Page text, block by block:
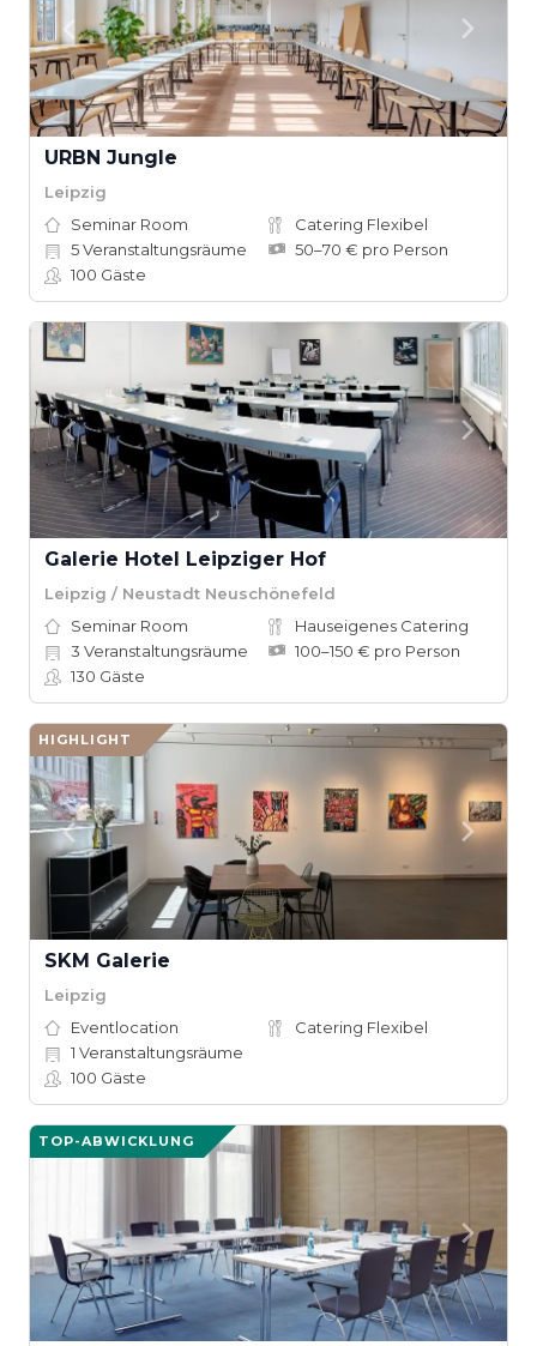
URBN Jungle
Leipzig
Seminar Room
Catering Flexibel
5Veranstaltungsräume
50–70 € pro Person
100 Gäste
Galerie Hotel Leipziger Hof
Leipzig / Neustadt Neuschönefeld
Seminar Room
Hauseigenes Catering
3 Veranstaltungsräume
100–150 € pro Person
130 Gäste
HIGHLIGHT
SKM Galerie
Leipzig
Eventlocation
Catering Flexibel
1 Veranstaltungsräume
100 Gäste
TOP-ABWICKLUNG